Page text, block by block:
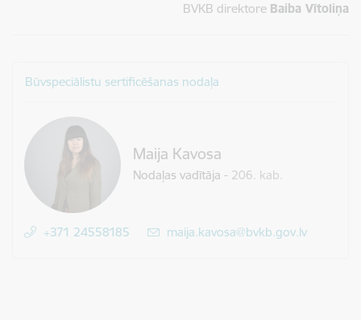
BVKB direktore Baiba Vītoliņa
Būvspeciālistu sertificēšanas nodaļa
Maija Kavosa
Nodaļas vadītāja - 206. kab.
+371 24558185 E-pasts:
maija.kavosa@bvkb.gov.lv